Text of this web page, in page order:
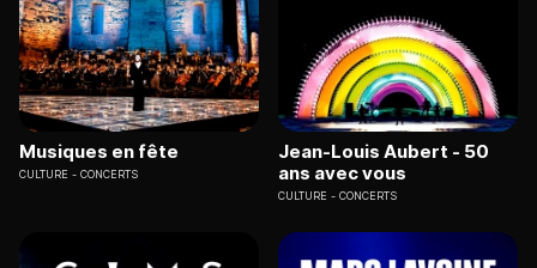
Musiques en fête
CULTURE CONCERTS
Jean-Louis Aubert - 50
ans avec vous
CULTURE CONCERTS